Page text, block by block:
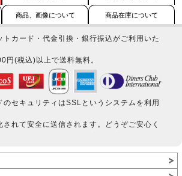
商品、画像について 商品在庫について
トカード・代金引換・銀行振込がご利用いた
円(税込)以上で送料無料。
セキュリティはSSLというシステムを利用
されて安全に送信されます。どうぞご安心く